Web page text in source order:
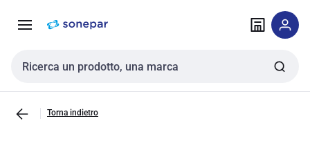
navigazione alla
Cerca input
Torna indietro